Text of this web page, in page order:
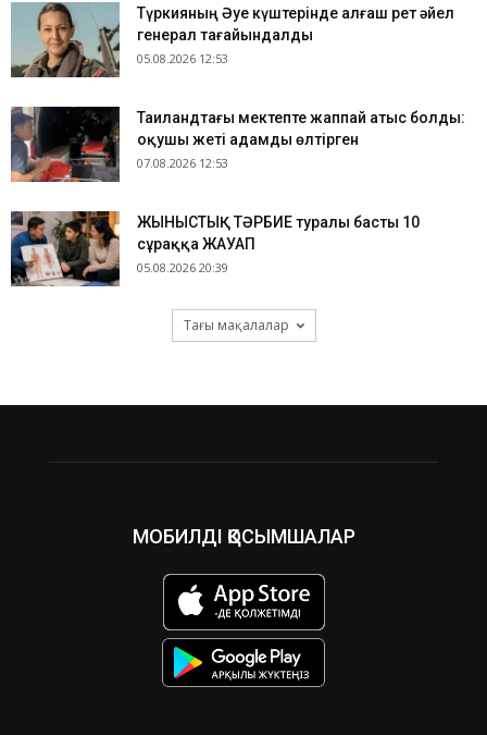
Түркияның Әуе күштерінде алғаш рет әйел
генерал тағайындалды
05.08.2026 12:53
Таиландтағы мектепте жаппай атыс болды:
оқушы жеті адамды өлтірген
07.08.2026 12:53
ЖЫНЫСТЫҚ ТӘРБИЕ туралы басты 10
сұраққа ЖАУАП
05.08.2026 20:39
Тағы мақалалар
МОБИЛДІ ҚОСЫМШАЛАР